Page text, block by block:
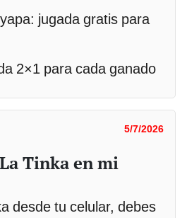
jugada gratis para
2×1 para cada ganado
5/7/2026
Tinka en mi
desde tu celular, debes